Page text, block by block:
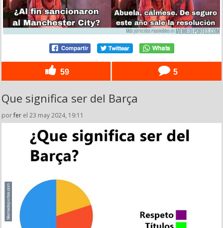
59 5
Que significa ser del Barça
porfer el 23 may 2024, 19:11